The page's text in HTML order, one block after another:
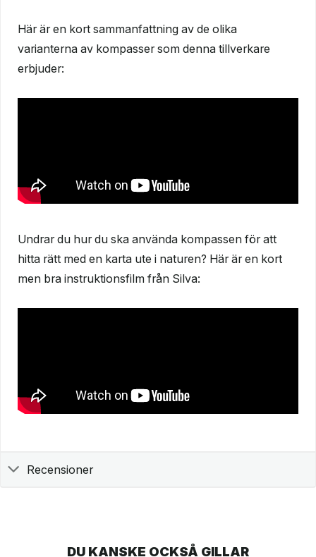
Här är en kort sammanfattning av de olika
varianterna av kompasser som denna tillverkare
erbjuder:
Undrar du hur du ska använda kompassen för att
hitta rätt med en karta ute i naturen? Här är en kort
men bra instruktionsfilm från Silva:
Recensioner
DU KANSKE OCKSÅ GILLAR